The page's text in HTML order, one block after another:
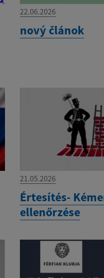
22.06.2026
nový článok
21.05.2026
Értesítés-
ellenőrzése